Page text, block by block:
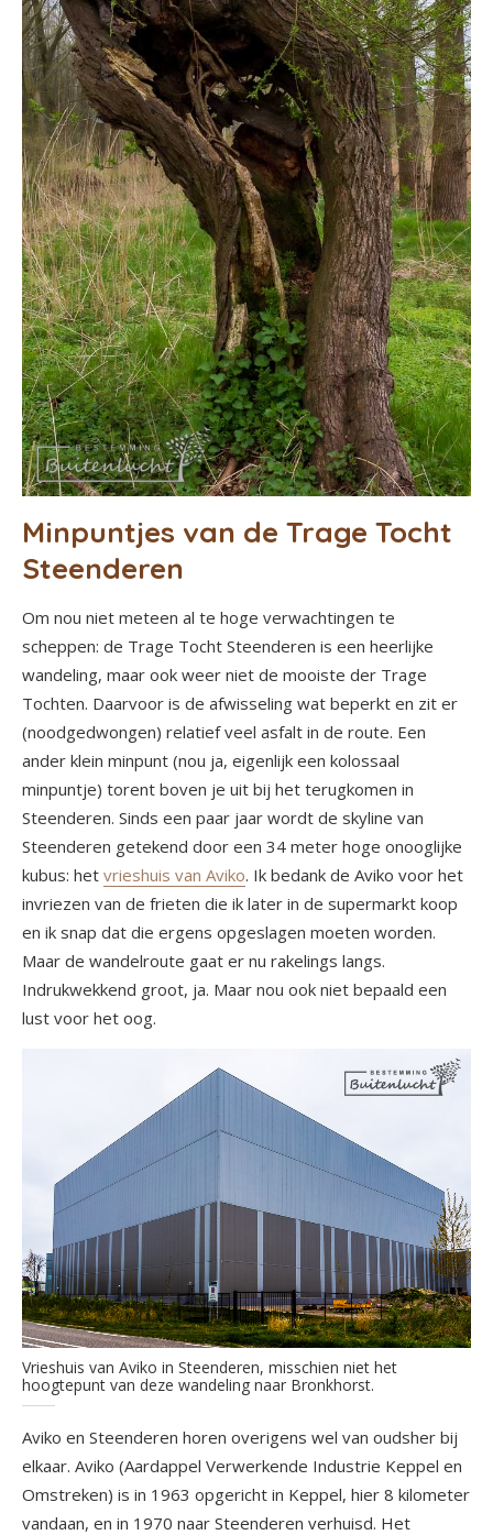
Minpuntjes van de Trage Tocht
Steenderen
Om nou niet meteen al te hoge verwachtingen te
scheppen: de Trage Tocht Steenderen is een heerlijke
wandeling, maar ook weer niet de mooiste der Trage
Tochten. Daarvoor is de afwisseling wat beperkt en zit er
(noodgedwongen) relatief veel asfalt in de route. Een
ander klein minpunt (nou ja, eigenlijk een kolossaal
minpuntje) torent boven je uit bij het terugkomen in
Steenderen. Sinds een paar jaar wordt de skyline van
Steenderen getekend door een 34 meter hoge onooglijke
kubus: het vrieshuis van Aviko. Ik bedank de Aviko voor het
invriezen van de frieten die ik later in de supermarkt koop
en ik snap dat die ergens opgeslagen moeten worden.
Maar de wandelroute gaat er nu rakelings langs.
Indrukwekkend groot, ja. Maar nou ook niet bepaald een
lust voor het oog.
Vrieshuis van Aviko in Steenderen, misschien niet het
hoogtepunt van deze wandeling naar Bronkhorst.
Aviko en Steenderen horen overigens wel van oudsher bij
elkaar. Aviko (Aardappel Verwerkende Industrie Keppel en
Omstreken) is in 1963 opgericht in Keppel, hier 8 kilometer
vandaan, en in 1970 naar Steenderen verhuisd. Het